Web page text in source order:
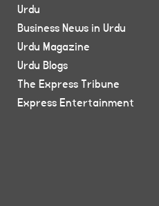
Urdu
Business News in Urdu
Urdu Magazine
Urdu Blogs
The Express Tribune
Express Entertainment